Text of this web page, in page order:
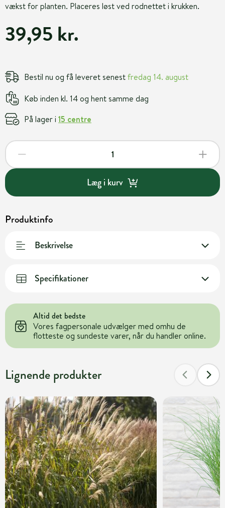
vækst for planten. Placeres løst ved rodnettet i krukken.
39,95 kr.
Bestil nu og få leveret senestfredag 14. august
Køb inden kl. 14 og hent samme dag
På lager i 15 centre
Læg i kurv
Produktinfo
Beskrivelse
Specifikationer
Altid det bedste
Vores fagpersonale udvælger med omhu de
flotteste og sundeste varer, når du handler online.
Lignende produkter